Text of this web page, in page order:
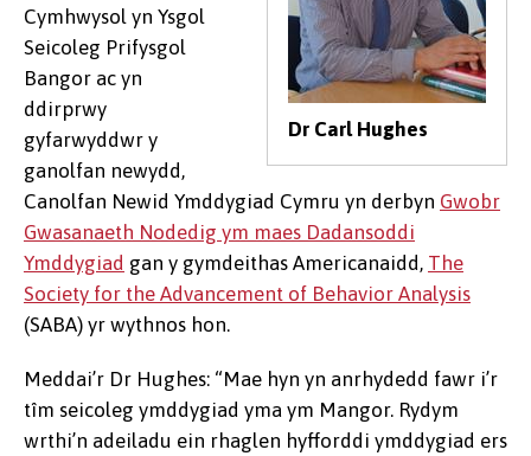
Dr Carl Hughes
Cymhwysol yn Ysgol
Seicoleg Prifysgol
Bangor ac yn
ddirprwy
gyfarwyddwr y
ganolfan newydd,
Canolfan Newid Ymddygiad Cymru yn derbyn Gwobr
Gwasanaeth Nodedig ym maes Dadansoddi
Ymddygiad gan y gymdeithas Americanaidd, The
Society for the Advancement of Behavior Analysis
(SABA) yr wythnos hon.
Meddai’r Dr Hughes: “Mae hyn yn anrhydedd fawr i’r
tîm seicoleg ymddygiad yma ym Mangor. Rydym
wrthi’n adeiladu ein rhaglen hyfforddi ymddygiad ers